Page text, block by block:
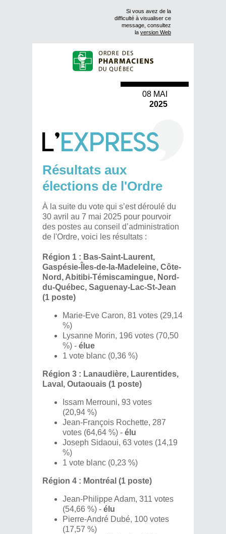
Si vous avez de la
difficulté à visualiser ce
message, consultez
la version Web
08 MAI
2025
Résultats aux
élections de l'Ordre
À la suite du vote qui s’est déroulé du
30 avril au 7 mai 2025 pour pourvoir
des postes au conseil d’administration
de l'Ordre, voici les résultats :
Région 1 : Bas-Saint-Laurent,
Gaspésie-Îles-de-la-Madeleine, Côte-
Nord, Abitibi-Témiscamingue, Nord-
du-Québec, Saguenay-Lac-St-Jean
(1 poste)
Marie-Eve Caron, 81 votes (29,14
%)
Lysanne Morin, 196 votes (70,50
%) - élue
1 vote blanc (0,36 %)
Région 3 : Lanaudière, Laurentides,
Laval, Outaouais (1 poste)
Issam Merrouni, 93 votes
(20,94 %)
Jean-François Rochette, 287
votes (64,64 %) - élu
Joseph Sidaoui, 63 votes (14,19
%)
1 vote blanc (0,23 %)
Région 4 : Montréal (1 poste)
Jean-Philippe Adam, 311 votes
(54,66 %) - élu
Pierre-André Dubé, 100 votes
(17,57 %)